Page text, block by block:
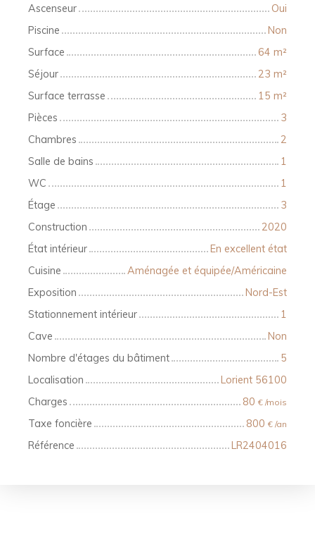
Ascenseur
Oui
Piscine
Non
Surface
64 m²
Séjour
23 m²
Surface terrasse
15 m²
Pièces
3
Chambres
2
Salle de bains
1
WC
1
Étage
3
Construction
2020
État intérieur
En excellent état
Cuisine
Aménagée et équipée/Américaine
Exposition
Nord-Est
Stationnement intérieur
1
Cave
Non
Nombre d'étages du bâtiment
5
Localisation
Lorient 56100
Charges
80 € /mois
Taxe foncière 800 € /an
Référence LR2404016